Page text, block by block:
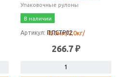
Упаковочные рулоны
В наличии
Артикул: ПЛСТР02
266.7 ₽